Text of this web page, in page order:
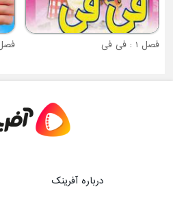
فصل 4 : بوبا
درباره آفرینک